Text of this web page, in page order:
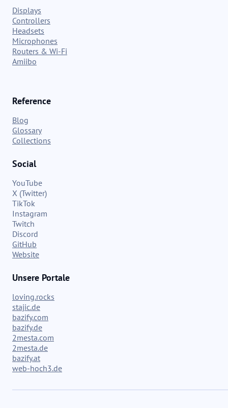
Displays
Controllers
Headsets
Microphones
Routers & Wi-Fi
Amiibo
Reference
Blog
Glossary
Collections
Social
YouTube
X (Twitter)
TikTok
Instagram
Twitch
Discord
GitHub
Website
Unsere Portale
loving.rocks
stajic.de
bazify.com
bazify.de
2mesta.com
2mesta.de
bazify.at
web-hoch3.de